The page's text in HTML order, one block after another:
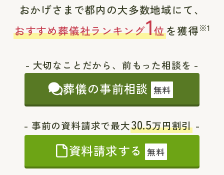
おかげさまで都内の大多数地域にて、
おすすめ葬儀社ランキング1位を獲得※1
- 大切なことだから、前もった相談を -
葬儀の事前相談 無料
- 事前の資料請求で最大30.5万円割引 -
資料請求する 無料